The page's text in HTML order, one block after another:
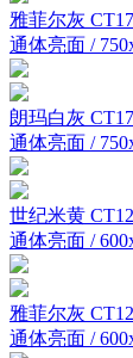
雅菲尔灰
通体亮面 /
朗玛白灰
通体亮面 /
世纪米黄
通体亮面 /
雅菲尔灰
通体亮面 /